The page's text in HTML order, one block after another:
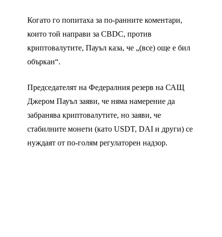
Когато го попитаха за по-ранните коментари,
които той направи за CBDC, против
криптовалутите, Пауъл каза, че „(все) още е бил
объркан“.
Председателят на Федералния резерв на САЩ
Джером Пауъл заяви, че няма намерение да
забранява криптовалутите, но заяви, че
стабилните монети (като USDT, DAI и други) се
нуждаят от по-голям регулаторен надзор.